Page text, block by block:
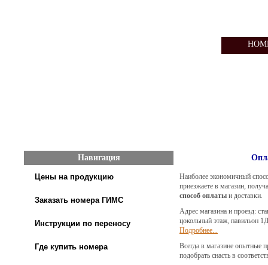
Навигация
Цены на продукцию
Заказать номера ГИМС
Инструкции по переносу
Где купить номера
Наиболее экономичный
приезжаете в магазин,
способ оплаты и доставки.
Адрес магазина и проезд:
цокольный этаж, павильон
Подробнее...
Всегда в магазине опытные
подобрать снасть в